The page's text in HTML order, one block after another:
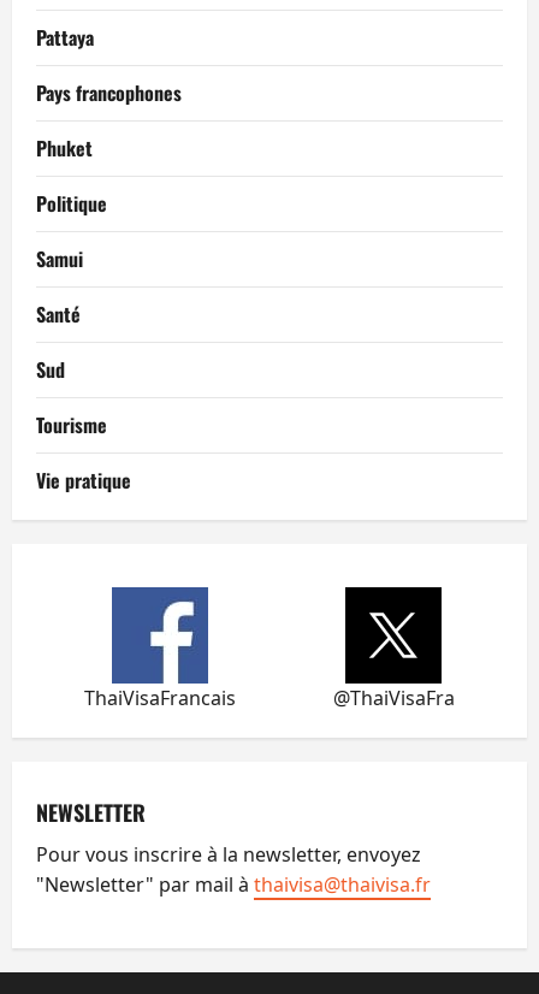
Pattaya
Pays francophones
Phuket
Politique
Samui
Santé
Sud
Tourisme
Vie pratique
ThaiVisaFrancais @ThaiVisaFra
NEWSLETTER
Pour vous inscrire à la newsletter, envoyez
"Newsletter" par mail à thaivisa@thaivisa.fr